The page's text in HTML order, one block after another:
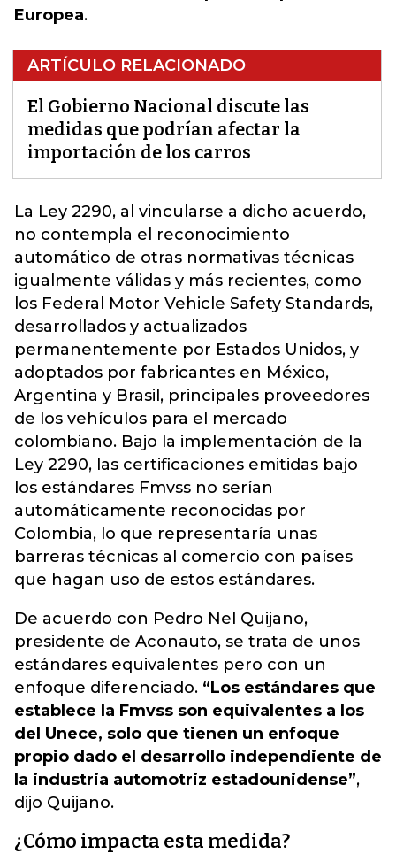
Europea.
ARTÍCULO RELACIONADO
El Gobierno Nacional discute las
medidas que podrían afectar la
importación de los carros
La Ley 2290, al vincularse a dicho acuerdo,
no contempla el reconocimiento
automático de otras normativas técnicas
igualmente válidas y más recientes, como
los Federal Motor Vehicle Safety Standards,
desarrollados y actualizados
permanentemente por Estados Unidos, y
adoptados por fabricantes en México,
Argentina y Brasil, principales proveedores
de los vehículos para el mercado
colombiano. Bajo la implementación de la
Ley 2290, las certificaciones emitidas bajo
los estándares Fmvss no serían
automáticamente reconocidas por
Colombia, lo que representaría unas
barreras técnicas al comercio con países
que hagan uso de estos estándares.
De acuerdo con Pedro Nel Quijano,
presidente de Aconauto, se trata de unos
estándares equivalentes pero con un
enfoque diferenciado. “Los estándares que
establece la Fmvss son equivalentes a los
del Unece, solo que tienen un enfoque
propio dado el desarrollo independiente de
la industria automotriz estadounidense”,
dijo Quijano.
¿Cómo impacta esta medida?